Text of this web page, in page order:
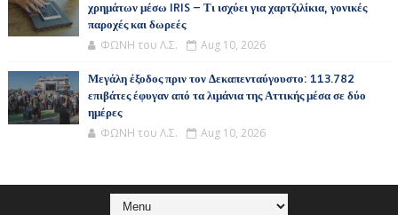
χρημάτων μέσω IRIS – Τι ισχύει για χαρτζιλίκια, γονικές
παροχές και δωρεές
ΦΩΝΗ του Λ.Σ. Aug 10, 2026
Μεγάλη έξοδος πριν τον Δεκαπενταύγουστο: 113.782
επιβάτες έφυγαν από τα λιμάνια της Αττικής μέσα σε δύο
ημέρες
ΦΩΝΗ του Λ.Σ. Aug 10, 2026